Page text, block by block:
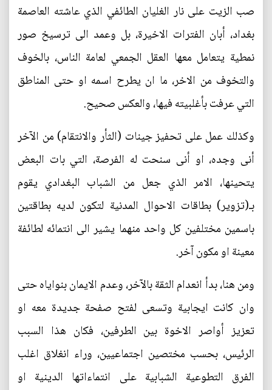
صب الزيت على نار الغليان الطائفي الذي عاشته العاصمة
بغداد، أبان الفترات الاخيرة، بل وعمد الى ترسيخ صور
نمطية يتعامل معها العقل الجمعي لعامة الناس، بالخوف
والتخوف من الاخر، ما ان يطرح اسمه او حتى المناطق
التي عرفت بأغلبيته فيها، والعكس صحيح.
وكذلك عمل على تحفيز جينات (الثأر والانتقام) من الآخر
أنى وجده، او أنى سنحت له الفرصة، التي بات البعض
يتحينها، الامر الذي جعل من الشباب البغدادي يقوم
بـ(تزوير) بطاقات الاحوال المدنية لتكون لديه بطاقتين
باسمين مختلفين كل واحد منهما يشير الى انتمائه لطائفة
معينة او مكون آخر.
ومن هنا، بدأ انعدام الثقة بالآخر، وعدم الايمان بنواياه حتى
وان كانت ايجابية وتسعى لفتح صفحة جديدة معه او
تعزيز أواصر الاخوة بين الطرفين، فكان هذا السبب
الرئيس، بحسب مختصين اجتماعيين، وراء انغلاق اغلب
الفرق التطوعية الشبابية على انتماءاتها الدينية او